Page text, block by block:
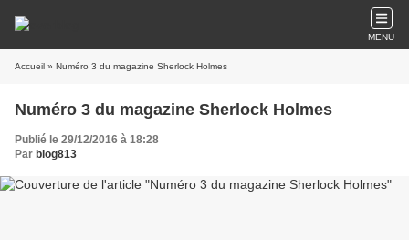
MENU
Accueil » Numéro 3 du magazine Sherlock Holmes
Numéro 3 du magazine Sherlock Holmes
Publié le 29/12/2016 à 18:28
Par blog813